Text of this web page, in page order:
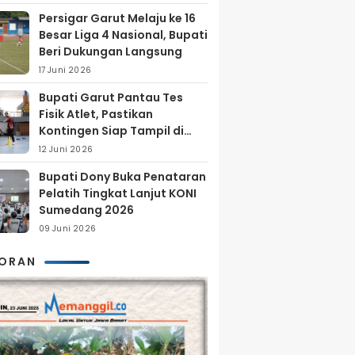
Persigar Garut Melaju ke 16
Besar Liga 4 Nasional, Bupati
Beri Dukungan Langsung
17 Juni 2026
Bupati Garut Pantau Tes
Fisik Atlet, Pastikan
Kontingen Siap Tampil di
Porprov 2026
12 Juni 2026
Bupati Dony Buka Penataran
Pelatih Tingkat Lanjut KONI
Sumedang 2026
09 Juni 2026